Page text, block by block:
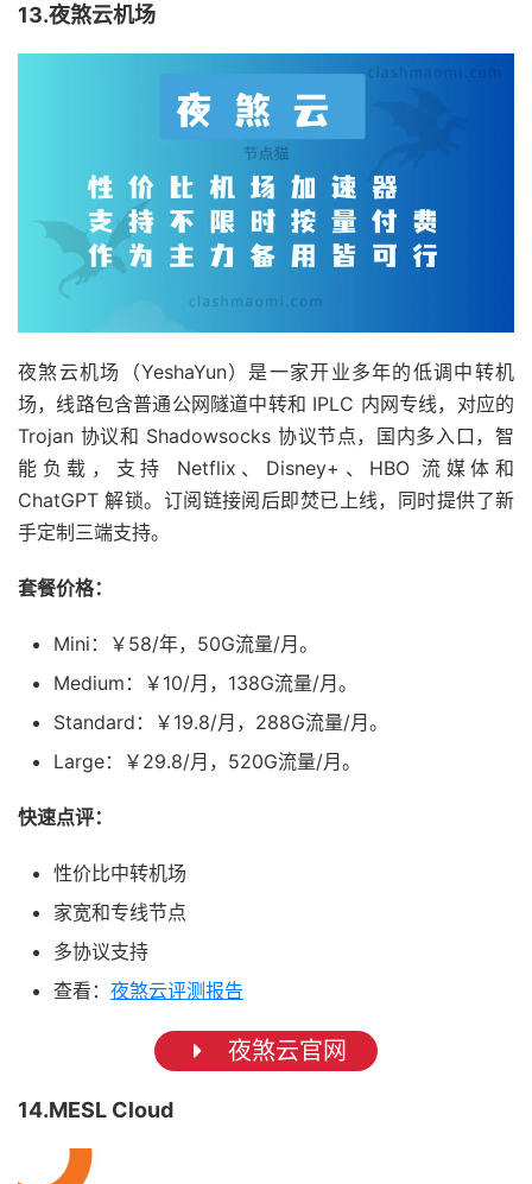
13.夜煞云机场
夜煞云机场（YeshaYun）是一家开业多年的低调中转机
场，线路包含普通公网隧道中转和 IPLC 内网专线，对应的
Trojan 协议和 Shadowsocks 协议节点，国内多入口，智
能负载，支持 Netflix、Disney+、HBO 流媒体和
ChatGPT 解锁。订阅链接阅后即焚已上线，同时提供了新
手定制三端支持。
套餐价格：
Mini：￥58/年，50G流量/月。
Medium：￥10/月，138G流量/月。
Standard：￥19.8/月，288G流量/月。
Large：￥29.8/月，520G流量/月。
快速点评：
性价比中转机场
家宽和专线节点
多协议支持
查看： 夜煞云评测报告
夜煞云官网
14.MESL Cloud